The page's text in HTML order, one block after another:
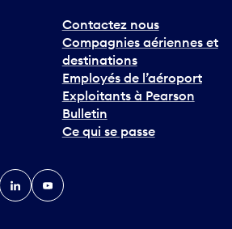
Contactez nous
Compagnies aériennes et
destinations
Employés de l’aéroport
Exploitants à Pearson
Bulletin
Ce qui se passe
LinkedInYouTube